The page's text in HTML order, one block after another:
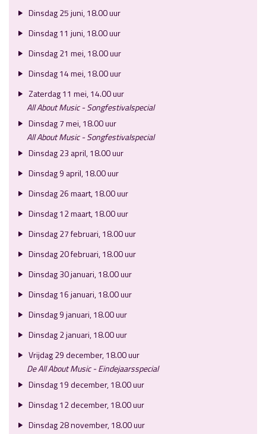
Dinsdag 25 juni, 18.00 uur
Dinsdag 11 juni, 18.00 uur
Dinsdag 21 mei, 18.00 uur
Dinsdag 14 mei, 18.00 uur
Zaterdag 11 mei, 14.00 uur
All About Music - Songfestivalspecial
Dinsdag 7 mei, 18.00 uur
All About Music - Songfestivalspecial
Dinsdag 23 april, 18.00 uur
Dinsdag 9 april, 18.00 uur
Dinsdag 26 maart, 18.00 uur
Dinsdag 12 maart, 18.00 uur
Dinsdag 27 februari, 18.00 uur
Dinsdag 20 februari, 18.00 uur
Dinsdag 30 januari, 18.00 uur
Dinsdag 16 januari, 18.00 uur
Dinsdag 9 januari, 18.00 uur
Dinsdag 2 januari, 18.00 uur
Vrijdag 29 december, 18.00 uur
De All About Music - Eindejaarsspecial
Dinsdag 19 december, 18.00 uur
Dinsdag 12 december, 18.00 uur
Dinsdag 28 november, 18.00 uur